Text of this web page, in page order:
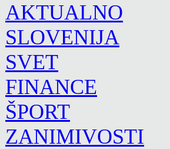
AKTUALNO
SLOVENIJA
SVET
FINANCE
ŠPORT
ZANIMIVOSTI